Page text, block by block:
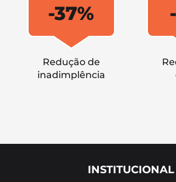
-37%
Redução de
inadimplência
INSTITUCIONAL